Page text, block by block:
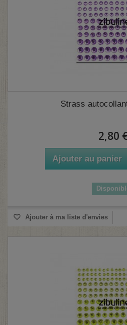
Strass
2,80
Ajouter au panier
Ajouter à ma liste d'envies